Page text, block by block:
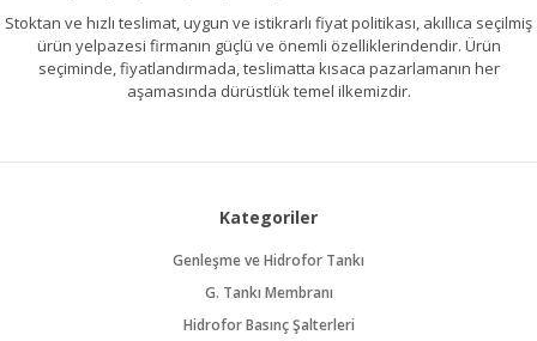
Stoktan ve hızlı teslimat, uygun ve istikrarlı fiyat politikası, akıllıca seçilmiş
ürün yelpazesi firmanın güçlü ve önemli özelliklerindendir. Ürün
seçiminde, fiyatlandırmada, teslimatta kısaca pazarlamanın her
aşamasında dürüstlük temel ilkemizdir.
Kategoriler
Genleşme ve Hidrofor Tankı
G. Tankı Membranı
Hidrofor Basınç Şalterleri